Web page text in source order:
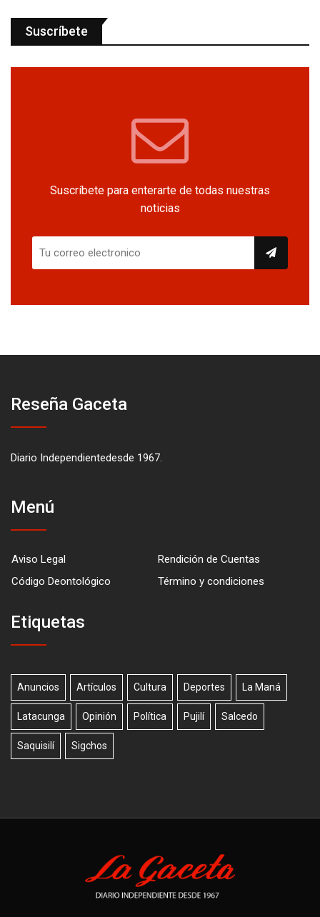
Suscríbete
Suscríbete para enterarte de todas nuestras
noticias
Reseña Gaceta
Diario Independientedesde 1967.
Menú
Aviso Legal
Rendición de Cuentas
Código Deontológico
Término y condiciones
Etiquetas
Anuncios Artículos Cultura Deportes La Maná
Latacunga Opinión Política Pujilí Salcedo
Saquisilí Sigchos